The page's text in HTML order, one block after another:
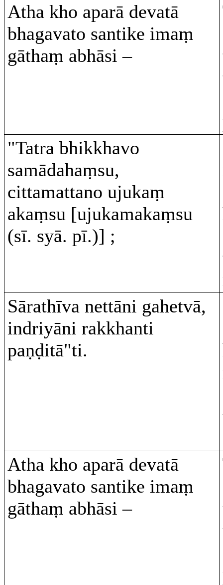
Atha kho aparā devatā
bhagavato santike imaṃ
gāthaṃ abhāsi –
"Tatra bhikkhavo
samādahaṃsu,
cittamattano ujukaṃ
akaṃsu [ujukamakaṃsu
(sī. syā. pī.)] ;
Sārathīva nettāni gahetvā,
indriyāni rakkhanti
paṇḍitā"ti.
Atha kho aparā devatā
bhagavato santike imaṃ
gāthaṃ abhāsi –